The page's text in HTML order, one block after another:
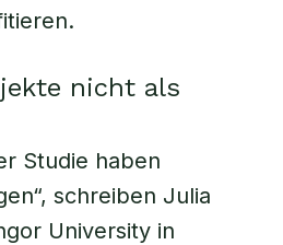
nicht als
Studie haben
schreiben Julia
University in